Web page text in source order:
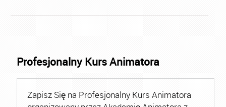
Profesjonalny Kurs Animatora
Zapisz Się na Profesjonalny Kurs Animatora